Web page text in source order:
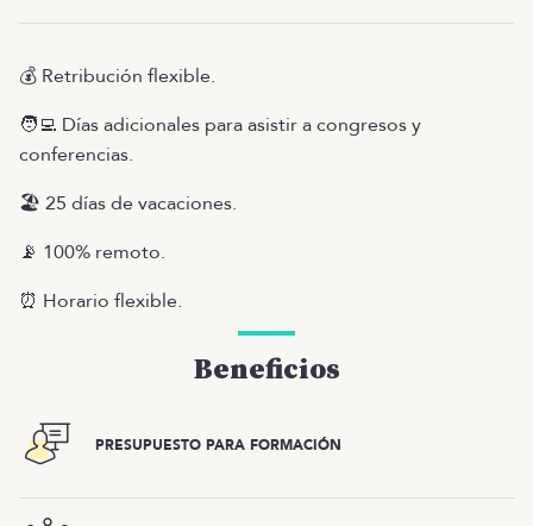
💰 Retribución flexible.
🧑‍💻 Días adicionales para asistir a congresos y
conferencias.
🏖 25 días de vacaciones.
📡 100% remoto.
⏰ Horario flexible.
Beneficios
PRESUPUESTO PARA FORMACIÓN